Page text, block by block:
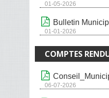
01-05-2026
Bulletin
01-01-2026
COMPTES
06-07-2026